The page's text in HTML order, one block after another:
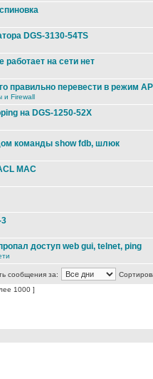
DGS-3130-54TS
работает на сети нет
правильно перевести в режим
и Firewall
на DGS-1250-52X
команды show fdb, шлюк
MAC
3
доступ web gui, telnet, ping
сообщения за:
1000 ]